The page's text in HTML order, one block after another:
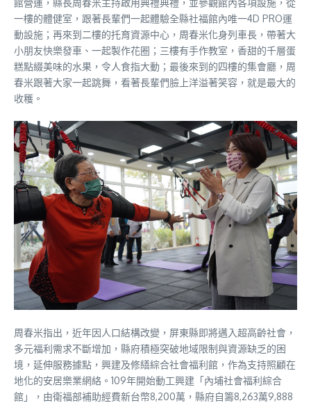
館營運，縣長周春米主持啟用典禮典禮，並參觀館內各項設施，從
一樓的體健室，跟著長輩們一起體驗全縣社福館內唯一4D PRO運
動設施；再來到二樓的托育資源中心，周春米化身列車長，帶著大
小朋友快樂發車、一起製作花圈；三樓有手作教室，香甜的千層蛋
糕點綴美味的水果，令人食指大動；最後來到的四樓的集會廳，周
春米跟著大家一起跳舞，看著長輩們臉上洋溢著笑容，就是最大的
收穫。
周春米指出，近年因人口結構改變，屏東縣即將邁入超高齡社會，
多元福利需求不斷增加，縣府積極突破地域限制與資源缺乏的困
境，延伸服務據點，興建及修繕綜合社會福利館，作為支持照顧在
地化的安居樂業網絡。109年開始動工興建「內埔社會福利綜合
館」，由衛福部補助經費新台幣8,200萬，縣府自籌8,263萬9,888